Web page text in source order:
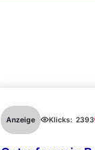
Anzeige Klicks: 2393